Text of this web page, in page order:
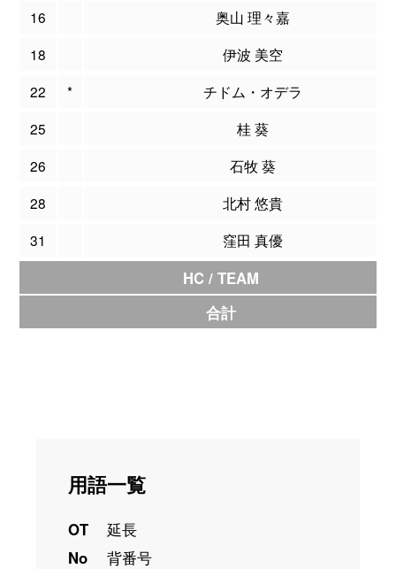
16
奥山 理々嘉
18
伊波 美空
22
*
チドム・オデラ
25
桂 葵
26
石牧 葵
28
北村 悠貴
31
窪田 真優
HC / TEAM
合計
用語一覧
OT
延長
No
背番号